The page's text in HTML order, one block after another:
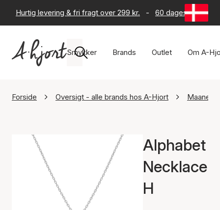
Hurtig levering & fri fragt over 299 kr. - 60 dages returret
Smykker Brands Outlet Om A-
Forside Oversigt - alle brands hos A-Hjort
Alphabet
Necklace
H